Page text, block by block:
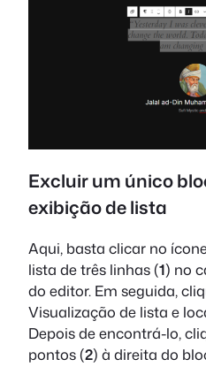
Excluir um único
exibição de lista
Aqui, basta clicar no
lista de três linhas (1) no
do editor. Em seguida,
Visualização de lista e
Depois de encontrá-lo,
pontos (2) à direita do